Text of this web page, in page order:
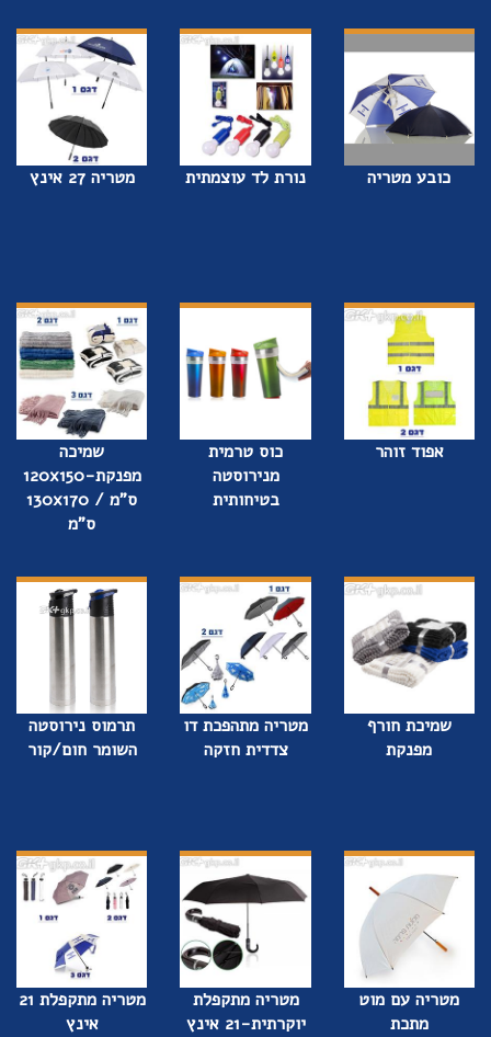
כובע מטריה נורת לד עוצמתית מטריה 27 אינץ
אפוד זוהר
כוס טרמית
מנירוסטה
בטיחותית
שמיכה
מפנקת-120x150
ס”מ / 130x170
ס”מ
שמיכת חורף
מפנקת
מטריה מתהפכת דו
צדדית חזקה
תרמוס נירוסטה
השומר חום/קור
מטריה עם מוט
מתכת
מטריה מתקפלת
יוקרתית-21 אינץ
מטריה מתקפלת 21
אינץ